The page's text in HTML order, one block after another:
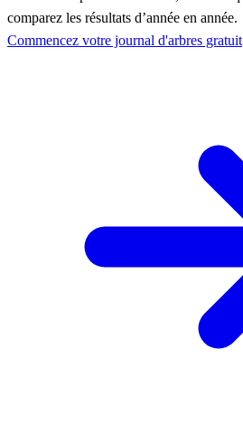
comparez les résultats d’année en année.
Commencez votre journal d'arbres gratuit